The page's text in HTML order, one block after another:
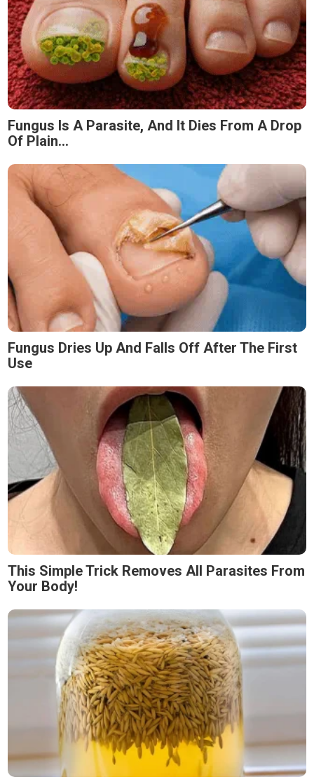
Fungus Is A Parasite, And It Dies From A Drop
Of Plain...
Fungus Dries Up And Falls Off After The First
Use
This Simple Trick Removes All Parasites From
Your Body!